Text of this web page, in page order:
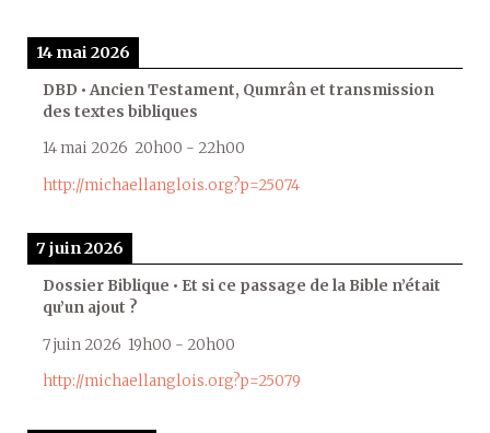
14 mai 2026
DBD • Ancien Testament, Qumrân et transmission
des textes bibliques
14 mai 2026 20h00 - 22h00
http://michaellanglois.org?p=25074
7 juin 2026
Dossier Biblique • Et si ce passage de la Bible n’était
qu’un ajout ?
7 juin 2026 19h00 - 20h00
http://michaellanglois.org?p=25079